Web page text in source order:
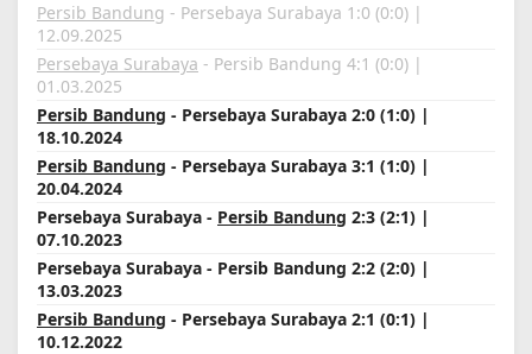
Persib Bandung - Persebaya Surabaya 1:0 (0:0) |
12.09.2025
Persebaya Surabaya - Persib Bandung 4:1 (0:0) |
01.03.2025
Persib Bandung - Persebaya Surabaya 2:0 (1:0) |
18.10.2024
Persib Bandung - Persebaya Surabaya 3:1 (1:0) |
20.04.2024
Persebaya Surabaya - Persib Bandung 2:3 (2:1) |
07.10.2023
Persebaya Surabaya - Persib Bandung 2:2 (2:0) |
13.03.2023
Persib Bandung - Persebaya Surabaya 2:1 (0:1) |
10.12.2022